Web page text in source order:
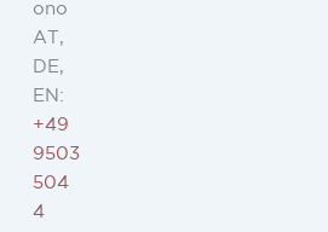
ono
AT,
DE,
EN:
+49
9503
504
4